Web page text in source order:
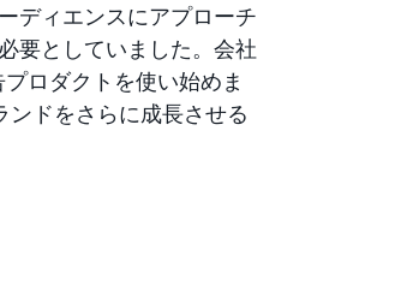
ディエンスにアプローチ
要としていました。会社
ロダクトを使い始めま
ドをさらに成長させる